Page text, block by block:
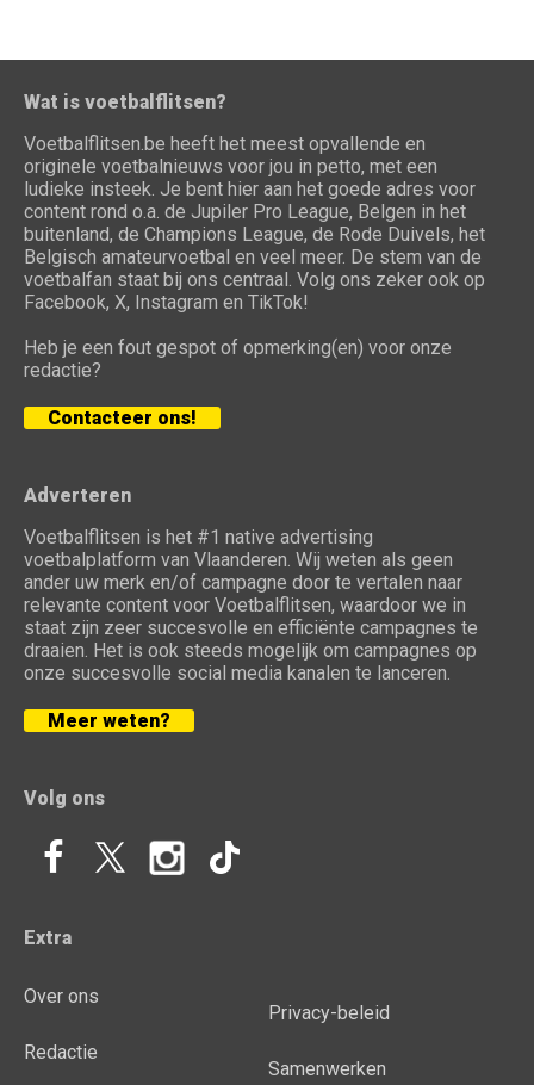
Wat is voetbalflitsen?
Voetbalflitsen.be heeft het meest opvallende en
originele voetbalnieuws voor jou in petto, met een
ludieke insteek. Je bent hier aan het goede adres voor
content rond o.a. de Jupiler Pro League, Belgen in het
buitenland, de Champions League, de Rode Duivels, het
Belgisch amateurvoetbal en veel meer. De stem van de
voetbalfan staat bij ons centraal. Volg ons zeker ook op
Facebook, X, Instagram en TikTok!
Heb je een fout gespot of opmerking(en) voor onze
redactie?
Contacteer ons!
Adverteren
Voetbalflitsen is het #1 native advertising
voetbalplatform van Vlaanderen. Wij weten als geen
ander uw merk en/of campagne door te vertalen naar
relevante content voor Voetbalflitsen, waardoor we in
staat zijn zeer succesvolle en efficiënte campagnes te
draaien. Het is ook steeds mogelijk om campagnes op
onze succesvolle social media kanalen te lanceren.
Meer weten?
Volg ons
Extra
Over ons
Redactie
Privacy-beleid
Samenwerken